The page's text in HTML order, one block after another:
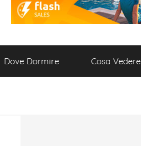
Dove Dormire Cosa Vedere